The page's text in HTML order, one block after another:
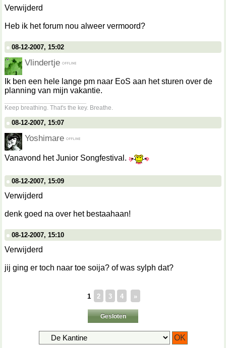
Verwijderd
Heb ik het forum nou alweer vermoord?
08-12-2007, 15:02
Vlindertje
Ik ben een hele lange pm naar EoS aan het sturen over de
planning van mijn vakantie.
Keep breathing. That's the key. Breathe.
08-12-2007, 15:07
Yoshimare
Vanavond het Junior Songfestival.
08-12-2007, 15:09
Verwijderd
denk goed na over het bestaahaan!
08-12-2007, 15:10
Verwijderd
jij ging er toch naar toe soija? of was sylph dat?
1 2 3 4 »
Gesloten